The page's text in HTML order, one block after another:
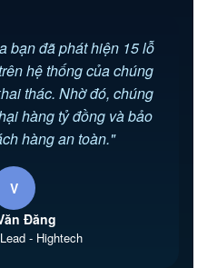
bạn đã phát hiện 15 lỗ
hệ thống của chúng
thác. Nhờ đó, chúng
hàng tỷ đồng và bảo
hàng an toàn."
V
Đăng
- Hightech